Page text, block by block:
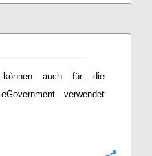
können auch für die
verwendet